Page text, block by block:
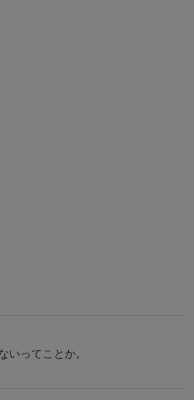
いってことか。